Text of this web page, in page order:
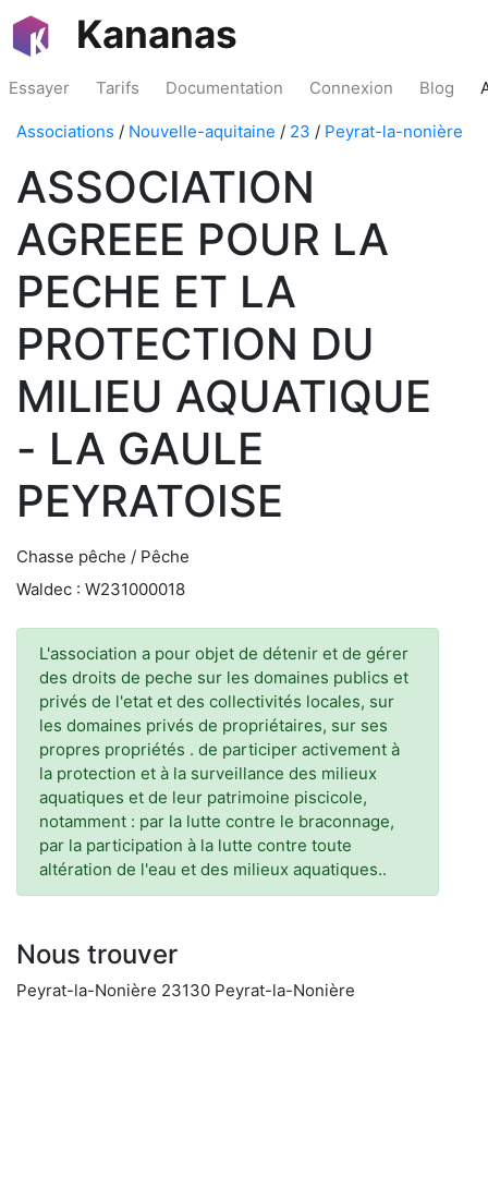
Kananas
Essayer Tarifs Documentation Connexion Blog
Associations / Nouvelle-aquitaine / 23 / Peyrat-la-nonière
ASSOCIATION
AGREEE POUR LA
PECHE ET LA
PROTECTION DU
MILIEU AQUATIQUE
- LA GAULE
PEYRATOISE
Chasse pêche / Pêche
Waldec : W231000018
L'association a pour objet de détenir et de gérer
des droits de peche sur les domaines publics et
privés de l'etat et des collectivités locales, sur
les domaines privés de propriétaires, sur ses
propres propriétés . de participer activement à
la protection et à la surveillance des milieux
aquatiques et de leur patrimoine piscicole,
notamment : par la lutte contre le braconnage,
par la participation à la lutte contre toute
altération de l'eau et des milieux aquatiques..
Nous trouver
Peyrat-la-Nonière 23130 Peyrat-la-Nonière